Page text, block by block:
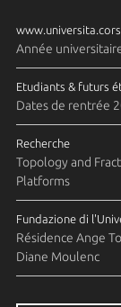
Année
Etudiants & futurs
Dates de rentrée
Recherche
Topology and
Platforms
Fundazione di
Résidence Ange
Diane Moulenc